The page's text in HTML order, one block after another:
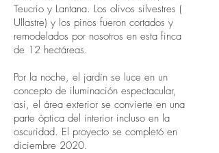
Teucrio y Lantana. Los olivos silvestres (
Ullastre) y los pinos fueron cortados y
remodelados por nosotros en esta finca
de 12 hectáreas.
Por la noche, el jardín se luce en un
concepto de iluminación espectacular,
asi, el área exterior se convierte en una
parte óptica del interior incluso en la
oscuridad. El proyecto se completó en
diciembre 2020.